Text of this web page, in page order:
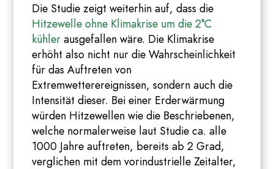
Die Studie zeigt weiterhin auf, dass die
Hitzewelle ohne Klimakrise um die 2°C
kühlerausgefallen wäre. Die Klimakrise
erhöht also nicht nur die Wahrscheinlichkeit
für das Auftreten von
Extremwetterereignissen, sondern auch die
Intensität dieser. Bei einer Erderwärmung
würden Hitzewellen wie die Beschriebenen,
welche normalerweise laut Studie ca. alle
1000 Jahre auftreten, bereits ab 2 Grad,
verglichen mit dem vorindustrielle Zeitalter,